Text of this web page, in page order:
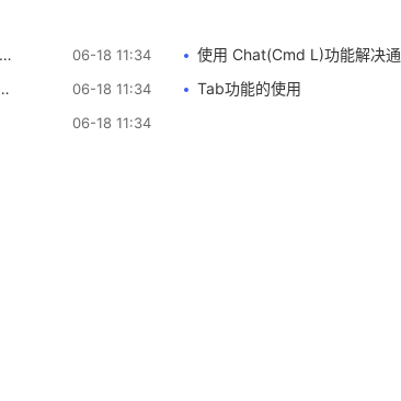
06-18 11:34 使用 Chat(Cmd L)功能解决通用问题
06-18 11:34 Tab功能的使用
06-18 11:34